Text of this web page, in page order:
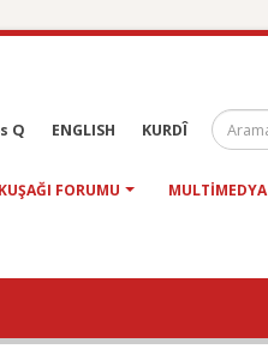
Q ENGLISH KURDÎ
FORUMU MULTIMEDYA